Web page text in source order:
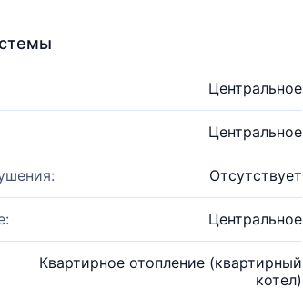
Центральное
Центральное
Отсутствует
Центральное
Квартирное отопление (квартирный
котел)